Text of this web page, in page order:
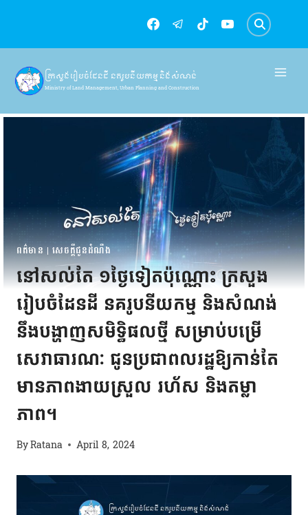
content
ក្រសួងរៀបចំដែនដី នគរូបនីយកម្ម និងសំណង់
Ministry of Land Management, Urban Planning and Construction
ពត៌មាន|សេចក្តីជូនដំណឹង
នៅសល់តែ ១ថ្ងៃទៀតប៉ុណ្ណោះ ក្រសួង
រៀបចំដែនដី នគរូបនីយកម្ម និងសំណង់
នឹងបង្ហាញសមិទ្ធិផលថ្មី សម្រាប់បម្រើ
សេវាធារណៈ ជូនប្រជាពលរដ្ឋឱ្យកាន់តែ
មានភាពងាយស្រួល រហ័ស និងតម្លា
ភាព។
ByRatana April 8, 2024